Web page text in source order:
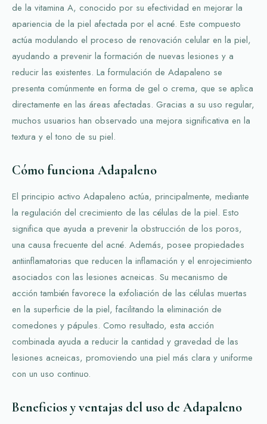
de la vitamina A, conocido por su efectividad en mejorar la
apariencia de la piel afectada por el acné. Este compuesto
actúa modulando el proceso de renovación celular en la piel,
ayudando a prevenir la formación de nuevas lesiones y a
reducir las existentes. La formulación de Adapaleno se
presenta comúnmente en forma de gel o crema, que se aplica
directamente en las áreas afectadas. Gracias a su uso regular,
muchos usuarios han observado una mejora significativa en la
textura y el tono de su piel.
Cómo funciona Adapaleno
El principio activo Adapaleno actúa, principalmente, mediante
la regulación del crecimiento de las células de la piel. Esto
significa que ayuda a prevenir la obstrucción de los poros,
una causa frecuente del acné. Además, posee propiedades
antiinflamatorias que reducen la inflamación y el enrojecimiento
asociados con las lesiones acneicas. Su mecanismo de
acción también favorece la exfoliación de las células muertas
en la superficie de la piel, facilitando la eliminación de
comedones y pápules. Como resultado, esta acción
combinada ayuda a reducir la cantidad y gravedad de las
lesiones acneicas, promoviendo una piel más clara y uniforme
con un uso continuo.
Beneficios y ventajas del uso de Adapaleno